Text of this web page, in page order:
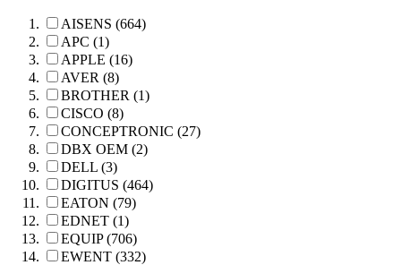
AISENS (664)
APC (1)
APPLE (16)
AVER (8)
BROTHER (1)
CISCO (8)
CONCEPTRONIC (27)
DBX OEM (2)
DELL (3)
DIGITUS (464)
EATON (79)
EDNET (1)
EQUIP (706)
EWENT (332)